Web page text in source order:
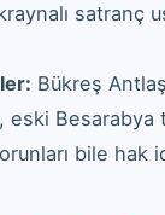
satranç
Bükreş
Besarabya
bile hak